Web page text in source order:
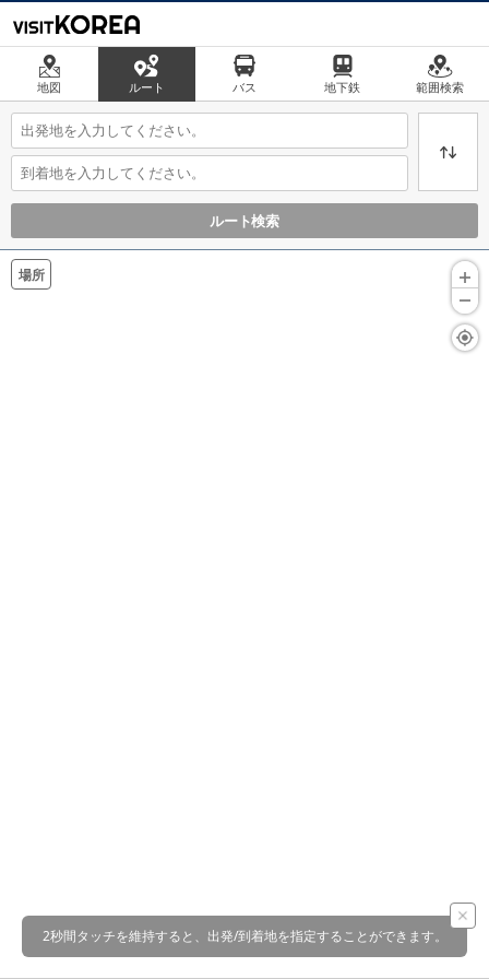
地図 ルート バス 地下鉄 範囲検索
ルート検索
場所
2秒間タッチを維持すると、出発/到着地を指定することができます。